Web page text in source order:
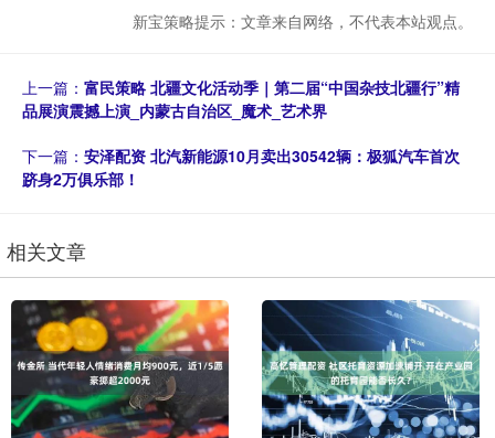
新宝策略提示：文章来自网络，不代表本站观点。
上一篇： 富民策略 北疆文化活动季｜第二届“中国杂技北疆行”精
品展演震撼上演_内蒙古自治区_魔术_艺术界
下一篇： 安泽配资 北汽新能源10月卖出30542辆：极狐汽车首次
跻身2万俱乐部！
相关文章